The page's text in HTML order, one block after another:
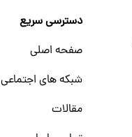
دسترسی سریع
صفحه اصلی
شبکه های اجتماعی
مقالات